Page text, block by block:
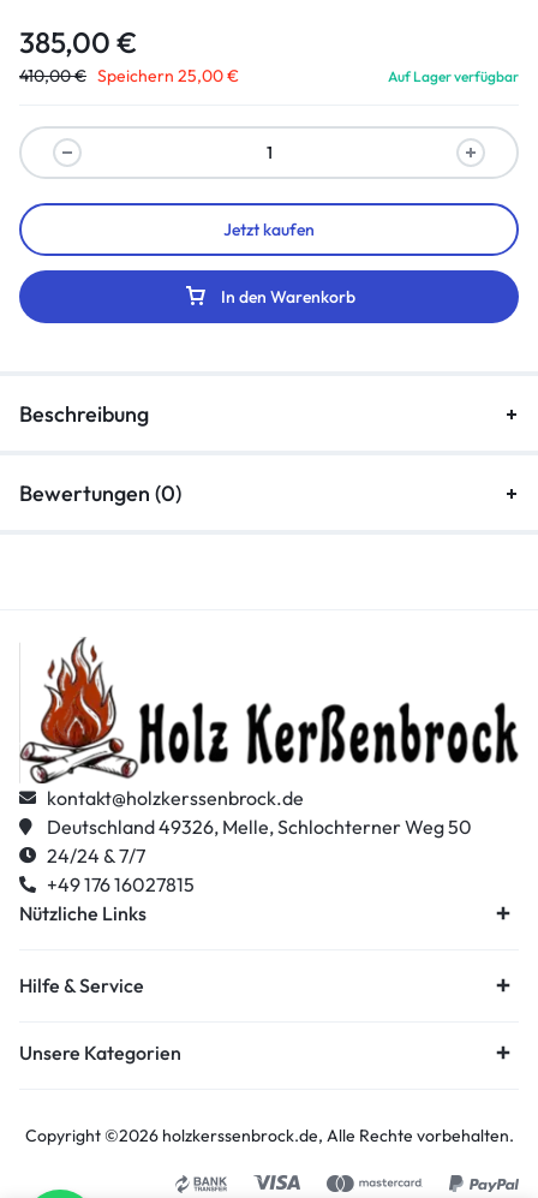
385,00 €
410,00€ Speichern 25,00€ Auf Lager verfügbar
In den Warenkorb
Jetzt kaufen
Beschreibung
Bewertungen (0)
kontakt@holzkerssenbrock.de
Deutschland 49326, Melle, Schlochterner Weg 50
24/24 & 7/7
+49 176 16027815
Nützliche Links
Hilfe & Service
Unsere Kategorien
Copyright ©2026 holzkerssenbrock.de, Alle Rechte vorbehalten.